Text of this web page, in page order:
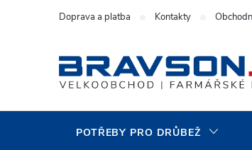
Doprava a platba Kontakty
POTŘEBY PRO DRŮBEŽ